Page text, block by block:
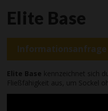
Elite Base
Informationsanfrage
Elite Base kennzeichnet sich
Fließfähigkeit aus, um Sockel